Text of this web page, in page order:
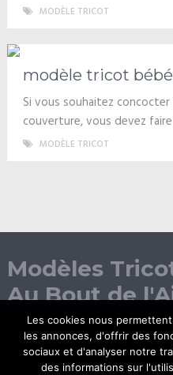
MODÈLE TRICOT
modèle tricot
Si vous souhaitez
couverture, vous devez
MODÈLE TRICOT
Modèles
Au Bout de
Les cookies nous
les annonces, d'offrir des
sociaux et d'analyser notre
des informations sur